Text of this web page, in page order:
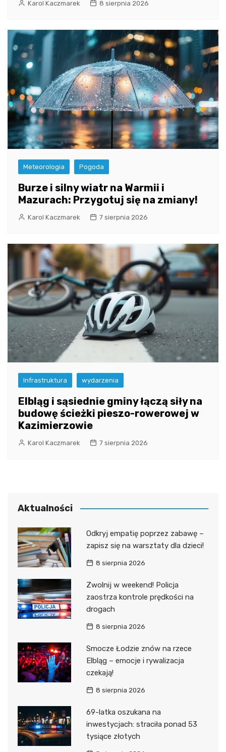
Karol Kaczmarek 8 sierpnia 2026
Meteorologia Pogoda
Burze i silny wiatr na Warmii i
Mazurach: Przygotuj się na zmiany!
Karol Kaczmarek 7 sierpnia 2026
Infrastruktura wydarzenia
Elbląg i sąsiednie gminy łączą siły na
budowę ścieżki pieszo-rowerowej w
Kazimierzowie
Karol Kaczmarek 7 sierpnia 2026
Aktualności
Odkryj empatię poprzez zabawę –
zapisz się na warsztaty dla dzieci!
8 sierpnia 2026
Zwolnij w weekend! Policja
zaostrza kontrole prędkości na
drogach
8 sierpnia 2026
Smocze Łodzie znów na rzece
Elbląg – emocje i rywalizacja
czekają!
8 sierpnia 2026
69-latka oszukana na
inwestycjach: straciła ponad 53
tysiące złotych